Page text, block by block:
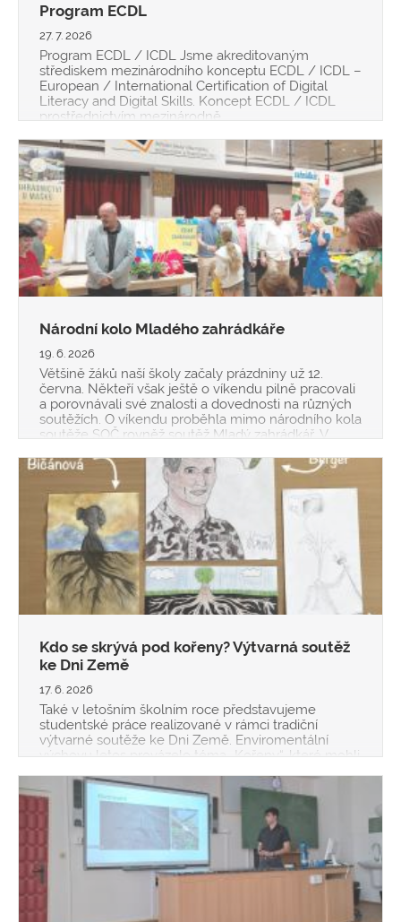
Program ECDL
27. 7. 2026
Program ECDL / ICDL Jsme akreditovaným
střediskem mezinárodního konceptu ECDL / ICDL –
European / International Certification of Digital
Literacy and Digital Skills. Koncept ECDL / ICDL
prostřednictvím mezinárodně
od
Národní kolo Mladého zahrádkáře
19. 6. 2026
Většině žáků naší školy začaly prázdniny už 12.
června. Někteří však ještě o víkendu pilně pracovali
a porovnávali své znalosti a dovednosti na různých
soutěžích. O víkendu proběhla mimo národního kola
soutěže SOČ rovněž soutěž Mladý zahrádkář. V
Kdo se skrývá pod kořeny? Výtvarná soutěž
ke Dni Země
17. 6. 2026
Také v letošním školním roce představujeme
studentské práce realizované v rámci tradiční
výtvarné soutěže ke Dni Země. Enviromentální
výchovu letos provázelo téma „Kořeny“, které mohli
mnohdy jednalo o vskutku nápad